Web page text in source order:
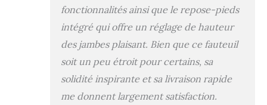
lin très perméable
à l'air et donc très
agréable au
toucher par
n'importe quelle
condition : chaleur
ou fraicheur
SPÉCIFICATIONS :
fonctionnalités ainsi que le repose-pieds
intégré qui offre un réglage de hauteur
des jambes plaisant. Bien que ce fauteuil
soit un peu étroit pour certains, sa
solidité inspirante et sa livraison rapide
me donnent largement satisfaction.